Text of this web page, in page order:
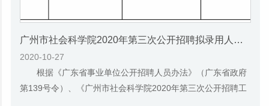
广州市社会科学院2020年第三次公开招聘拟录用人员名单公示
2020-10-27
根据《广东省事业单位公开招聘人员办法》（广东省政府
第139号令）、《广州市社会科学院2020年第三次公开招聘工